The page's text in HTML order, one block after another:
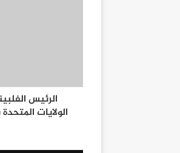
الرئيس
الولايات